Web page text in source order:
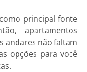
principal fonte
apartamentos
andares não faltam
opções para você